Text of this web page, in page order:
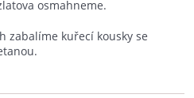
osmahneme.
zabalíme kuřecí kousky se